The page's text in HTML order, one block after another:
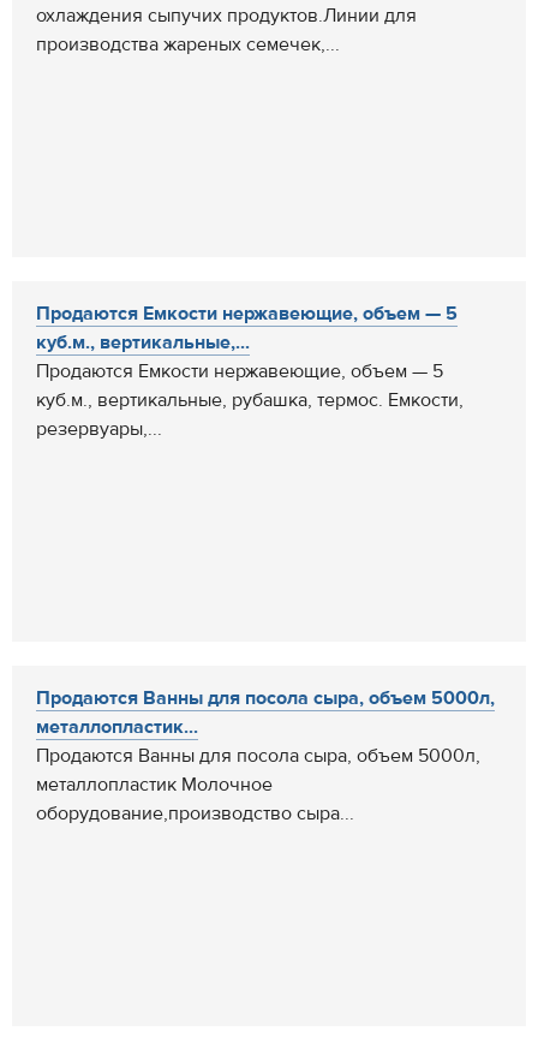
охлаждения сыпучих продуктов.Линии для
производства жареных семечек,...
Продаются Емкости нержавеющие, объем — 5
куб.м., вертикальные,...
Продаются Емкости нержавеющие, объем — 5
куб.м., вертикальные, рубашка, термос. Емкости,
резервуары,...
Продаются Ванны для посола сыра, объем 5000л,
металлопластик...
Продаются Ванны для посола сыра, объем 5000л,
металлопластик Молочное
оборудование,производство сыра...